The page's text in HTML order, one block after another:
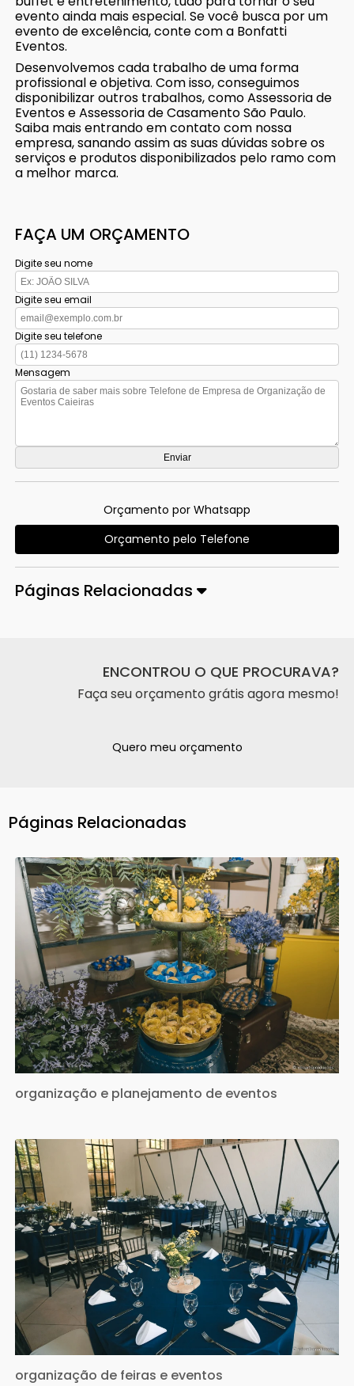
evento ainda mais especial. Se você busca por um
evento de excelência, conte com a Bonfatti
Eventos.
Desenvolvemos cada trabalho de uma forma
profissional e objetiva. Com isso, conseguimos
disponibilizar outros trabalhos, como Assessoria de
Eventos e Assessoria de Casamento São Paulo.
Saiba mais entrando em contato com nossa
empresa, sanando assim as suas dúvidas sobre os
serviços e produtos disponibilizados pelo ramo com
a melhor marca.
FAÇA UM ORÇAMENTO
Digite seu nome
Digite seu email
Digite seu telefone
Mensagem
Orçamento por Whatsapp
Orçamento pelo Telefone
Páginas Relacionadas
ENCONTROU O QUE PROCURAVA?
Faça seu orçamento grátis agora mesmo!
Quero meu orçamento
Páginas Relacionadas
organização e planejamento de eventos
organização de feiras e eventos